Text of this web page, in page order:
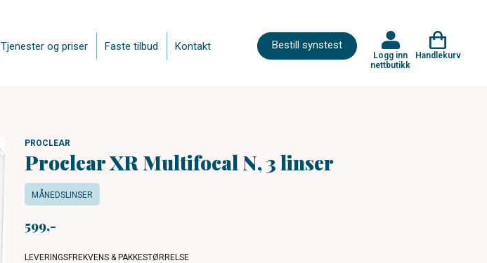
Bestill synstest
Tjenester og priser Faste tilbud Kontakt
Logg inn
nettbutikk
Handlekurv
PROCLEAR
Proclear XR Multifocal N, 3 linser
MÅNEDSLINSER
599
LEVERINGSFREKVENS & PAKKESTØRRELSE